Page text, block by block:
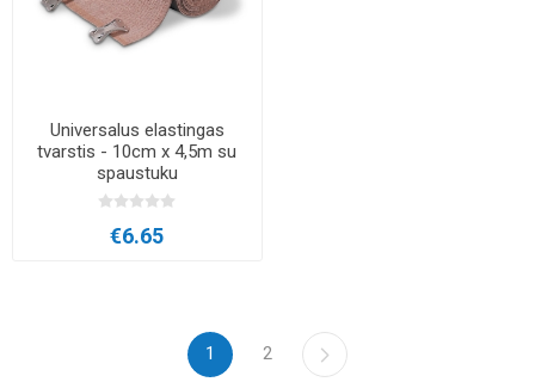
Universalus elastingas
tvarstis - 10cm x 4,5m su
spaustuku
€6.65
1 2